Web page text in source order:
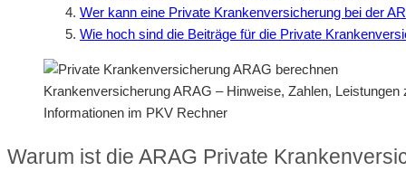
Wer kann eine Private Krankenversicherung bei der
Wie hoch sind die Beiträge für die Private
Krankenversicherung ARAG – Hinweise, Zahlen,
Informationen im PKV Rechner
Warum ist die ARAG Private